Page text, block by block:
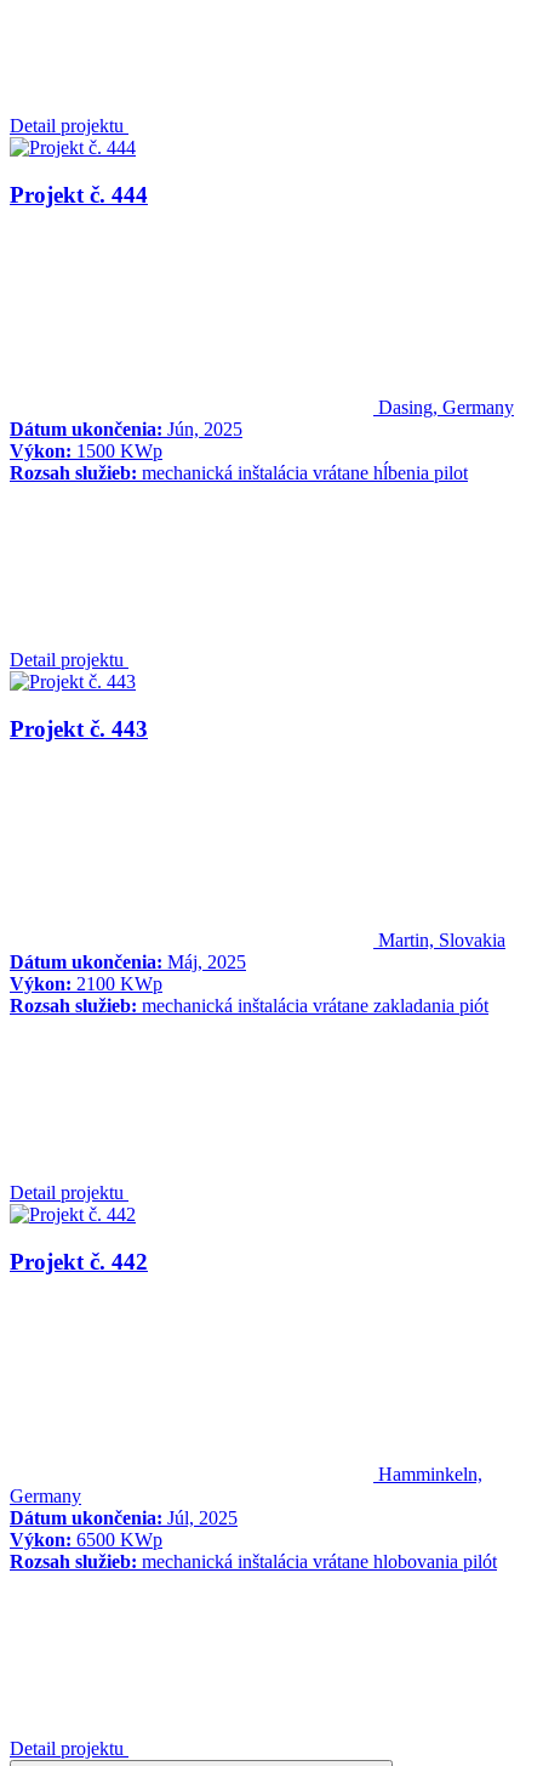
Detail projektu
Projekt č. 444
Dasing, Germany
Dátum ukončenia: Jún, 2025
Výkon: 1500 KWp
Rozsah služieb: mechanická inštalácia vrátane hĺbenia pilot
Detail projektu
Projekt č. 443
Martin, Slovakia
Dátum ukončenia: Máj, 2025
Výkon: 2100 KWp
Rozsah služieb: mechanická inštalácia vrátane zakladania piót
Detail projektu
Projekt č. 442
Hamminkeln,
Germany
Dátum ukončenia: Júl, 2025
Výkon: 6500 KWp
Rozsah služieb: mechanická inštalácia vrátane hlobovania pilót
Detail projektu